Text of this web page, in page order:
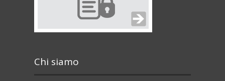
Chi siamo